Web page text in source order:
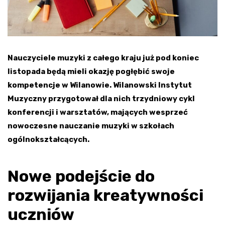
Nauczyciele muzyki z całego kraju już pod koniec
listopada będą mieli okazję pogłębić swoje
kompetencje w Wilanowie. Wilanowski Instytut
Muzyczny przygotował dla nich trzydniowy cykl
konferencji i warsztatów, mających wesprzeć
nowoczesne nauczanie muzyki w szkołach
ogólnokształcących.
Nowe podejście do
rozwijania kreatywności
uczniów